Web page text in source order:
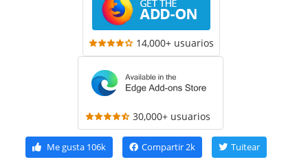
14,000+ usuarios
30,000+ usuarios
Me gusta106k Compartir2k Tuitear